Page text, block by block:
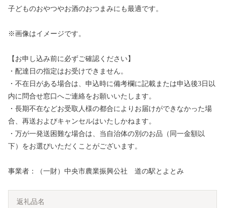
子どものおやつやお酒のおつまみにも最適です。
※画像はイメージです。
【お申し込み前に必ずご確認ください】
・配達日の指定はお受けできません。
・不在日がある場合は、申込時に備考欄に記載または申込後3日以
内に問合せ窓口へご連絡をお願いいたします。
・長期不在などお受取人様の都合によりお届けができなかった場
合、再送およびキャンセルはいたしかねます。
・万が一発送困難な場合は、当自治体の別のお品（同一金額以
下）をお選びいただくことがございます。
事業者：（一財）中央市農業振興公社 道の駅とよとみ
返礼品名